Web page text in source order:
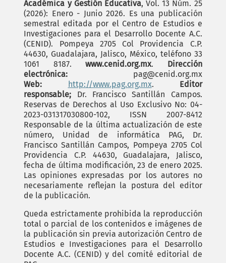
Académica y Gestión Educativa, Vol. 13 Núm. 25
(2026): Enero - Junio 2026. Es una publicación
semestral editada por el Centro de Estudios e
Investigaciones para el Desarrollo Docente A.C.
(CENID). Pompeya 2705 Col Providencia C.P.
44630, Guadalajara, Jalisco, México, teléfono 33
1061 8187.www.cenid.org.mx. Dirección
electrónica: pag@cenid.org.mx
Web:
http://www.pag.org.mx.
Editor
responsable; Dr. Francisco Santillán Campos.
Reservas de Derechos al Uso Exclusivo No: 04-
2023-031317030800-102, ISSN 2007-8412
Responsable de la última actualización de este
número, Unidad de informática PAG, Dr.
Francisco Santillán Campos, Pompeya 2705 Col
Providencia C.P. 44630, Guadalajara, Jalisco,
fecha de última modificación, 23 de enero 2025.
Las opiniones expresadas por los autores no
necesariamente reflejan la postura del editor
de la publicación.
Queda estrictamente prohibida la reproducción
total o parcial de los contenidos e imágenes de
la publicación sin previa autorización Centro de
Estudios e Investigaciones para el Desarrollo
Docente A.C. (CENID) y del comité editorial de